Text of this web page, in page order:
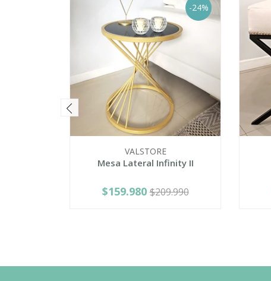
-24%
VALSTORE
Mesa Lateral Infinity II
+
$159.980 $209.990